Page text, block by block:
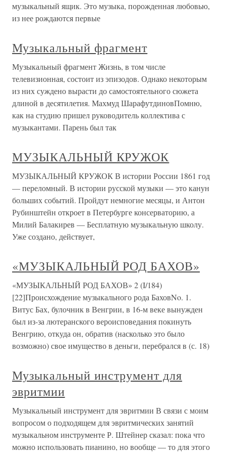
музыкальный ящик. Это музыка, порожденная любовью,
из нее рождаются первые
Музыкальный фрагмент
Музыкальный фрагмент Жизнь, в том числе
телевизионная, состоит из эпизодов. Однако некоторым
из них суждено вырасти до самостоятельного сюжета
длиной в десятилетия. Махмуд ШарафутдиновПомню,
как на студию пришел руководитель коллектива с
музыкантами. Парень был так
МУЗЫКАЛЬНЫЙ КРУЖОК
МУЗЫКАЛЬНЫЙ КРУЖОК В истории России 1861 год
— переломный. В истории русской музыки — это канун
больших событий. Пройдут немногие месяцы, и Антон
Рубинштейн откроет в Петербурге консерваторию, а
Милий Балакирев — Бесплатную музыкальную школу.
Уже создано, действует,
«МУЗЫКАЛЬНЫЙ РОД БАХОВ»
«МУЗЫКАЛЬНЫЙ РОД БАХОВ» 2 (I/184)
[22]Происхождение музыкального рода БаховNo. 1.
Витус Бах, булочник в Венгрии, в 16-м веке вынужден
был из-за лютеранского вероисповедания покинуть
Венгрию, откуда он, обратив (насколько это было
возможно) свое имущество в деньги, перебрался в (с. 18)
Музыкальный инструмент для
эвритмии
Музыкальный инструмент для эвритмии В связи с моим
вопросом о подходящем для эвритмических занятий
музыкальном инструменте Р. Штейнер сказал: пока что
можно использовать пианино, но вообще — то для этого